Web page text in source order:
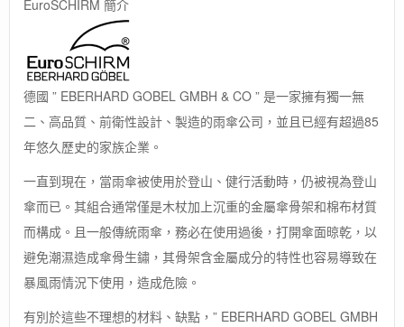
EuroSCHIRM 簡介
德國 ” EBERHARD GOBEL GMBH & CO ” 是一家擁有獨一無
二、高品質、前衛性設計、製造的雨傘公司，並且已經有超過85
年悠久歷史的家族企業。
一直到現在，當雨傘被使用於登山、健行活動時，仍被視為登山
傘而已。其組合通常僅是木杖加上沉重的金屬傘骨架和棉布材質
而構成。且一般傳統雨傘，務必在使用過後，打開傘面晾乾，以
避免潮濕造成傘骨生鏽，其骨架含金屬成分的特性也容易導致在
暴風雨情況下使用，造成危險。
有別於這些不理想的材料、缺點，” EBERHARD GOBEL GMBH